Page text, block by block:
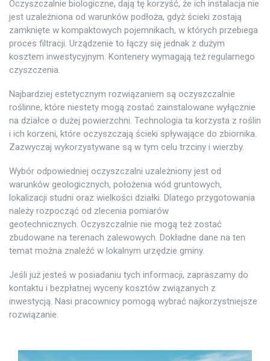
Oczyszczalnie biologiczne, dają tę korzyść, że ich instalacja nie
jest uzależniona od warunków podłoża, gdyż ścieki zostają
zamknięte w kompaktowych pojemnikach, w których przebiega
proces filtracji. Urządzenie to łączy się jednak z dużym
kosztem inwestycyjnym. Kontenery wymagają też regularnego
czyszczenia.
Najbardziej estetycznym rozwiązaniem są oczyszczalnie
roślinne, które niestety mogą zostać zainstalowane wyłącznie
na działce o dużej powierzchni. Technologia ta korzysta z roślin
i ich korzeni, które oczyszczają ścieki spływające do zbiornika.
Zazwyczaj wykorzystywane są w tym celu trzciny i wierzby.
Wybór odpowiedniej oczyszczalni uzależniony jest od
warunków geologicznych, położenia wód gruntowych,
lokalizacji studni oraz wielkości działki. Dlatego przygotowania
należy rozpocząć od zlecenia pomiarów
geotechnicznych. Oczyszczalnie nie mogą też zostać
zbudowane na terenach zalewowych. Dokładne dane na ten
temat można znaleźć w lokalnym urzędzie gminy.
Jeśli już jesteś w posiadaniu tych informacji, zapraszamy do
kontaktu i bezpłatnej wyceny kosztów związanych z
inwestycją. Nasi pracownicy pomogą wybrać najkorzystniejsze
rozwiązanie.